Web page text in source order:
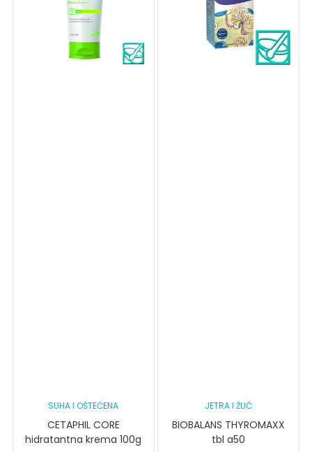
SUHA I OŠTEĆENA
CETAPHIL CORE
hidratantna krema 100g
JETRA I ŽUČ
BIOBALANS THYROMAXX
tbl a50